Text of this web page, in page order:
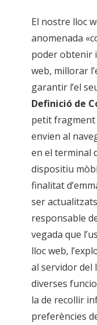
El nostre lloc
anomenada
poder obtenir
web, millorar
garantir l’el
Definició de
petit fragment
envien al
en el terminal
dispositiu
finalitat
ser
responsable
vegada que
lloc web,
al servidor del
diverses
la de recollir
preferències